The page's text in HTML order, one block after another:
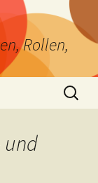
Rollen,
Suchen
nach:
und